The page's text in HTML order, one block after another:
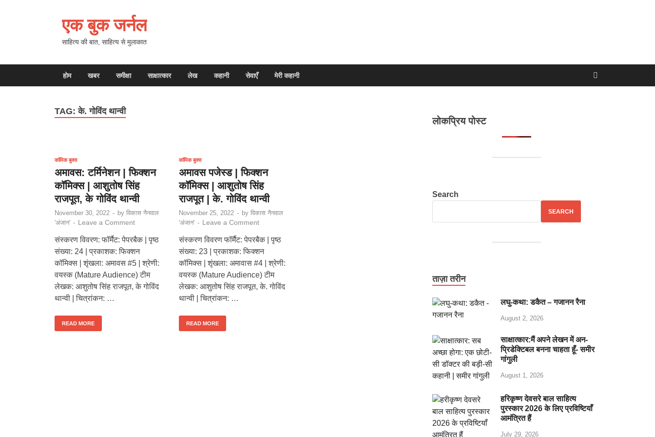
एक बुक जर्नल
साहित्य की बात, साहित्य से मुलाकात
होम खबर समीक्षा साक्षात्कार लेख कहानी सेवाएँ मेरी कहानी
TAG:के. गोविंद थान्वी
कॉमिक बुक्स
अमावस: टर्मिनेशन | फिक्शन
कॉमिक्स | आशुतोष सिंह
राजपूत, के गोविंद थान्वी
November 30, 2022 - by विकास नैनवाल
'अंजान' - Leave a Comment
संस्करण विवरण: फॉर्मैट: पेपरबैक | पृष्ठ
संख्या: 24 | प्रकाशक: फिक्शन
कॉमिक्स | शृंखला: अमावस #5 | श्रेणी:
वयस्क (Mature Audience) टीम
लेखक: आशुतोष सिंह राजपूत, के गोविंद
थान्वी | चित्रांकन: …
READ MORE
कॉमिक बुक्स
अमावस पजेस्ड | फिक्शन
कॉमिक्स | आशुतोष सिंह
राजपूत | के. गोविंद थान्वी
November 25, 2022 - by विकास नैनवाल
'अंजान' - Leave a Comment
संस्करण विवरण फॉर्मैट: पेपरबैक | पृष्ठ
संख्या: 23 | प्रकाशक: फिक्शन
कॉमिक्स | शृंखला: अमावास #4 | श्रेणी:
वयस्क (Mature Audience) टीम
लेखक: आशुतोष सिंह राजपूत, के. गोविंद
थान्वी | चित्रांकन: …
READ MORE
लोकप्रिय पोस्ट
Search
SEARCH
ताज़ा तरीन
लघु-कथा: डकैत – गजानन रैना
August 2, 2026
साक्षात्कार:मैं अपने लेखन में अन-
प्रिडेक्टिबल बनना चाहता हूँ- समीर
गांगुली
August 1, 2026
हरिकृष्ण देवसरे बाल साहित्य
पुरस्कार 2026 के लिए प्रविष्टियाँ
आमंत्रित हैं
July 29, 2026